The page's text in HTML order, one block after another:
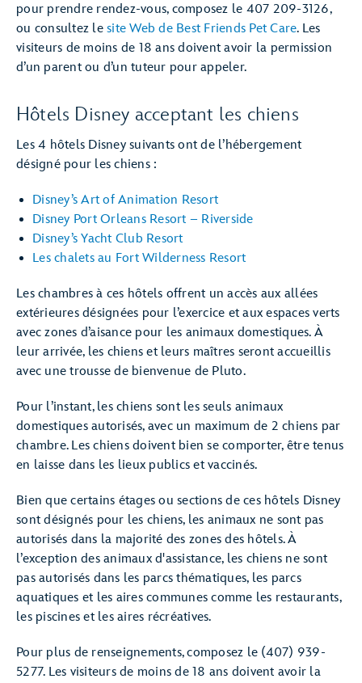
pour prendre rendez-vous, composez le 407 209-3126,
ou consultez le site Web de Best Friends Pet Care. Les
visiteurs de moins de 18 ans doivent avoir la permission
d’un parent ou d’un tuteur pour appeler.
Hôtels Disney acceptant les chiens
Les 4 hôtels Disney suivants ont de l’hébergement
désigné pour les chiens :
Disney’s Art of Animation Resort
Disney Port Orleans Resort – Riverside
Disney’s Yacht Club Resort
Les chalets au Fort Wilderness Resort
Les chambres à ces hôtels offrent un accès aux allées
extérieures désignées pour l’exercice et aux espaces verts
avec zones d’aisance pour les animaux domestiques. À
leur arrivée, les chiens et leurs maîtres seront accueillis
avec une trousse de bienvenue de Pluto.
Pour l’instant, les chiens sont les seuls animaux
domestiques autorisés, avec un maximum de 2 chiens par
chambre. Les chiens doivent bien se comporter, être tenus
en laisse dans les lieux publics et vaccinés.
Bien que certains étages ou sections de ces hôtels Disney
sont désignés pour les chiens, les animaux ne sont pas
autorisés dans la majorité des zones des hôtels. À
l’exception des animaux d'assistance, les chiens ne sont
pas autorisés dans les parcs thématiques, les parcs
aquatiques et les aires communes comme les restaurants,
les piscines et les aires récréatives.
Pour plus de renseignements, composez le (407) 939-
5277. Les visiteurs de moins de 18 ans doivent avoir la